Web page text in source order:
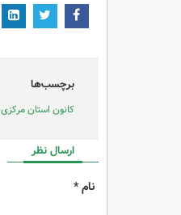
برچسب‌ها
کانون استان مرکزی
ارسال نظر
نام *